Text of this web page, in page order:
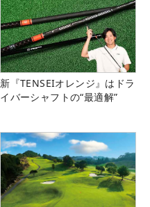
新『TENSEIオレンジ』はドラ
イバーシャフトの“最適解”